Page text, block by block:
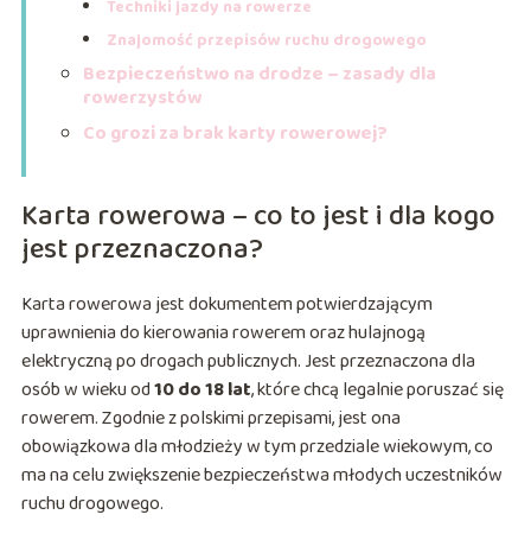
Techniki jazdy na rowerze
Znajomość przepisów ruchu drogowego
Bezpieczeństwo na drodze – zasady dla
rowerzystów
Co grozi za brak karty rowerowej?
Karta rowerowa – co to jest i dla kogo
jest przeznaczona?
Karta rowerowa jest dokumentem potwierdzającym
uprawnienia do kierowania rowerem oraz hulajnogą
elektryczną po drogach publicznych. Jest przeznaczona dla
osób w wieku od10 do 18 lat, które chcą legalnie poruszać się
rowerem. Zgodnie z polskimi przepisami, jest ona
obowiązkowa dla młodzieży w tym przedziale wiekowym, co
ma na celu zwiększenie bezpieczeństwa młodych uczestników
ruchu drogowego.